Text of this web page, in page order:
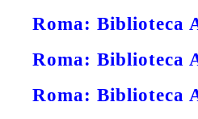
Roma: Biblioteca
Roma: Biblioteca
Roma: Biblioteca